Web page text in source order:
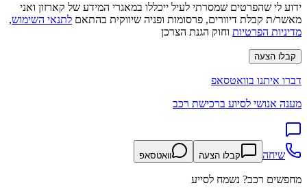
ידוע לי שהפרטים שמסרתי לעיל ייכללו במאגרי המידע של קארזון ואני
מאשר/ת קבלת דיוורים, פרסומות ופניה שיווקית בהתאם לתנאי השימוש,
מדיניות הפרטיות וחוק הגנת הצרכן
קבלו הצעה
דברו איתנו בוואטסאפ
מענה אנושי לסיוע ברכישת רכב
שיחה קבלו הצעה וואטסאפ
מחפשים רכב? נשמח לסייע